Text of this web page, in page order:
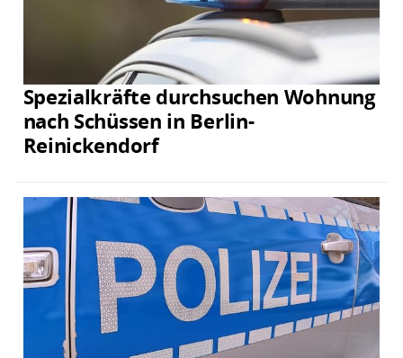
Spezialkräfte durchsuchen Wohnung
nach Schüssen in Berlin-
Reinickendorf